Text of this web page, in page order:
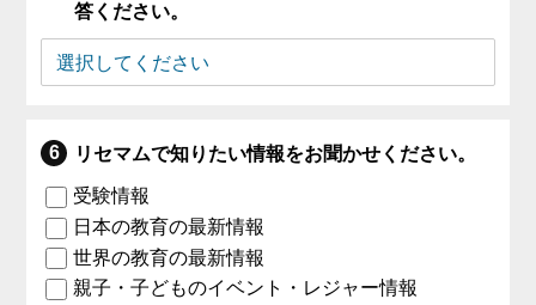
答ください。
リセマムで知りたい情報をお聞かせください。
受験情報
日本の教育の最新情報
世界の教育の最新情報
親子・子どものイベント・レジャー情報